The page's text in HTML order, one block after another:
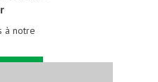
à notre